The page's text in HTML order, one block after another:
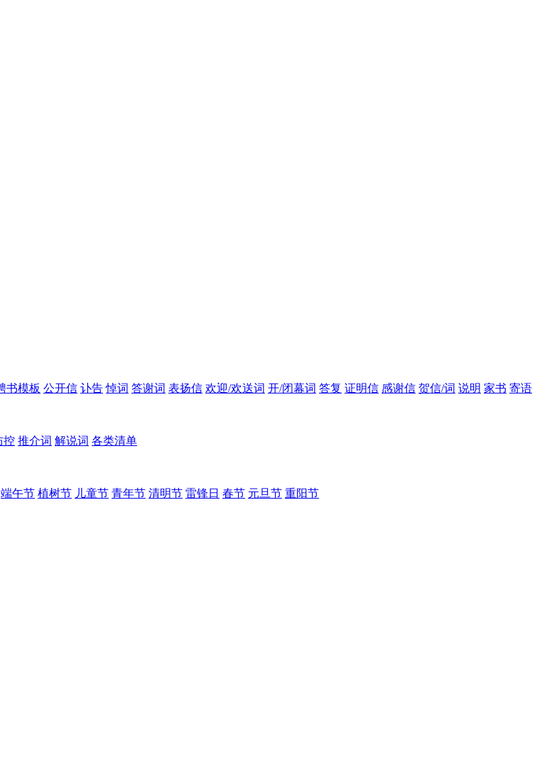
书模板 公开信 讣告 悼词 答谢词 表扬信 欢迎/欢送词 开/闭幕词 答复 证明信 感谢信 贺信/词 说明 家书 寄语
控 推介词 解说词 各类清单
端午节 植树节 儿童节 青年节 清明节 雷锋日 春节 元旦节 重阳节